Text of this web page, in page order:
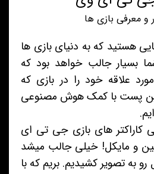
و معرفی بازی ها
هستید که به دنیای بازی ها
بسیار جالب خواهد بود که
علاقه خود را در بازی که
این پست با کمک هوش مصنوعی
کاراکتر های بازی جی تی ای
و مایکل! خیلی جالب میشد
به تصویر کشیدیم. بریم که با